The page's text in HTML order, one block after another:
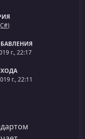
г., 22:17
г., 22:11